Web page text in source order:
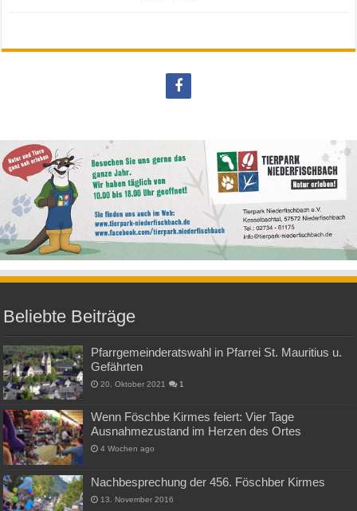
Beliebte Beiträge
Pfarrgemeinderatswahl in Pfarrei St. Mauritius u.
Gefährten
20. Oktober 2021 1
Wenn Föschbe Kirmes feiert: Vier Tage
Ausnahmezustand im Herzen des Ortes
4 Wochen ago
Nachbesprechung der 456. Föschber Kirmes
13. November 2016